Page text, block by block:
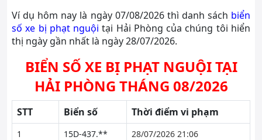
Ví dụ hôm nay là ngày 07/08/2026 thì danh sách biển
số xe bị phạt nguội tại Hải Phòng của chúng tôi hiển
thị ngày gần nhất là ngày 28/07/2026.
BIỂN SỐ XE BỊ PHẠT NGUỘI TẠI
HẢI PHÒNG THÁNG 08/2026
STT Biển số Thời điểm vi phạm
1 15D-437.**
28/07/2026 21:06